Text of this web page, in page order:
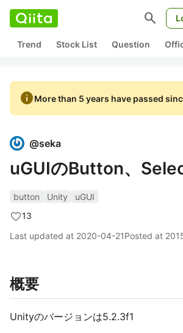
search
Trend Stock List Question
infoMore than 5 years have passed
@seka
uGUIのButton、
button Unity
uGUI
13
Last updated at 2020-04-21Posted at
概要
Unityのバージョンは5.2.3f1